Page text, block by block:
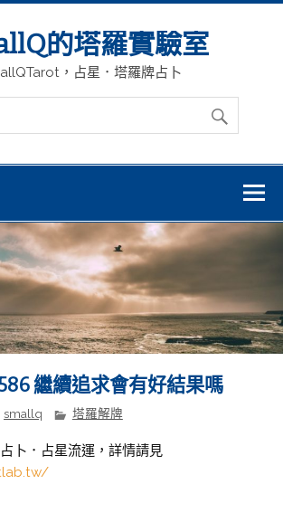
的塔羅實驗室
，占星．塔羅牌占卜
繼續追求會有好結果嗎
smallq 塔羅解牌
卜．占星流運，詳情請見